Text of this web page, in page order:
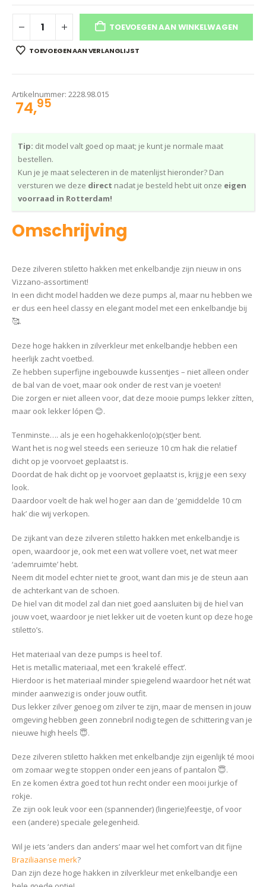
TOEVOEGEN AAN WINKELWAGEN
TOEVOEGEN AAN VERLANGLIJST
Artikelnummer: 2228.98.015
74,95
Tip: dit model valt goed op maat; je kunt je normale maat
bestellen.
Kun je je maat selecteren in de matenlijst hieronder? Dan
versturen we deze direct nadat je besteld hebt uit onze eigen
voorraad in Rotterdam!
Omschrijving
Deze zilveren stiletto hakken met enkelbandje zijn nieuw in ons
Vizzano-assortiment!
In een dicht model hadden we deze pumps al, maar nu hebben we
er dus een heel classy en elegant model met een enkelbandje bij
🥰.
Deze hoge hakken in zilverkleur met enkelbandje hebben een
heerlijk zacht voetbed.
Ze hebben superfijne ingebouwde kussentjes – niet alleen onder
de bal van de voet, maar ook onder de rest van je voeten!
Die zorgen er niet alleen voor, dat deze mooie pumps lekker zítten,
maar ook lekker lópen 😊.
Tenminste…. als je een hogehakkenlo(o)p(st)er bent.
Want het is nog wel steeds een serieuze 10 cm hak die relatief
dicht op je voorvoet geplaatst is.
Doordat de hak dicht op je voorvoet geplaatst is, krijg je een sexy
look.
Daardoor voelt de hak wel hoger aan dan de ‘gemiddelde 10 cm
hak’ die wij verkopen.
De zijkant van deze zilveren stiletto hakken met enkelbandje is
open, waardoor je, ook met een wat vollere voet, net wat meer
‘ademruimte’ hebt.
Neem dit model echter niet te groot, want dan mis je de steun aan
de achterkant van de schoen.
De hiel van dit model zal dan niet goed aansluiten bij de hiel van
jouw voet, waardoor je niet lekker uit de voeten kunt op deze hoge
stiletto’s.
Het materiaal van deze pumps is heel tof.
Het is metallic materiaal, met een ‘krakelé effect’.
Hierdoor is het materiaal minder spiegelend waardoor het nét wat
minder aanwezig is onder jouw outfit.
Dus lekker zilver genoeg om zilver te zijn, maar de mensen in jouw
omgeving hebben geen zonnebril nodig tegen de schittering van je
nieuwe high heels 😇.
Deze zilveren stiletto hakken met enkelbandje zijn eigenlijk té mooi
om zomaar weg te stoppen onder een jeans of pantalon 😇.
En ze komen éxtra goed tot hun recht onder een mooi jurkje of
rokje.
Ze zijn ook leuk voor een (spannender) (lingerie)feestje, of voor
een (andere) speciale gelegenheid.
Wil je iets ‘anders dan anders’ maar wel het comfort van dit fijne
Braziliaanse merk?
Dan zijn deze hoge hakken in zilverkleur met enkelbandje een